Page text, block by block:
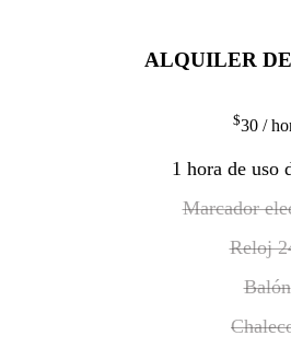
ALQUILER
$30/
1 hora de uso
Marcador
Reloj
Balón